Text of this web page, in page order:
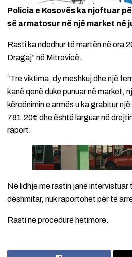
Policia e Kosovës ka njoftuar
së armatosur në një market në
Rasti ka ndodhur të martën në ora
Dragaj” në Mitrovicë.
“Tre viktima, dy meshkuj dhe një
kanë qenë duke punuar në market,
kërcënimin e armës u ka grabitur
781.20€ dhe është larguar në
raport.
Në lidhje me rastin janë intervistuar
dëshmitar, nuk raportohet për të
Rasti në procedurë hetimore.